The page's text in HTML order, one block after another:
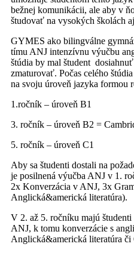
bežnej komunikácii, ale aby v
študovať na vysokých školách
GYMES ako bilingválne
tímu ANJ intenzívnu výučbu
štúdia by mal študent
zmaturovať. Počas celého
na svoju úroveň jazyka formou
1.ročník – úroveň B1
3. ročník – úroveň B2 =
5. ročník – úroveň C1
Aby sa študenti dostali na
je posilnená výučba ANJ v 1.
2x Konverzácia v ANJ, 3x
Anglická&americká literatúra).
V 2. až 5. ročníku majú
ANJ, k tomu konverzácie s
Anglická&americká literatúra či